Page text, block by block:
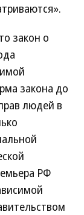
закон о
закона до
людей в
РФ